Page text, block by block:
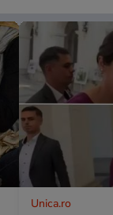
Unica.ro